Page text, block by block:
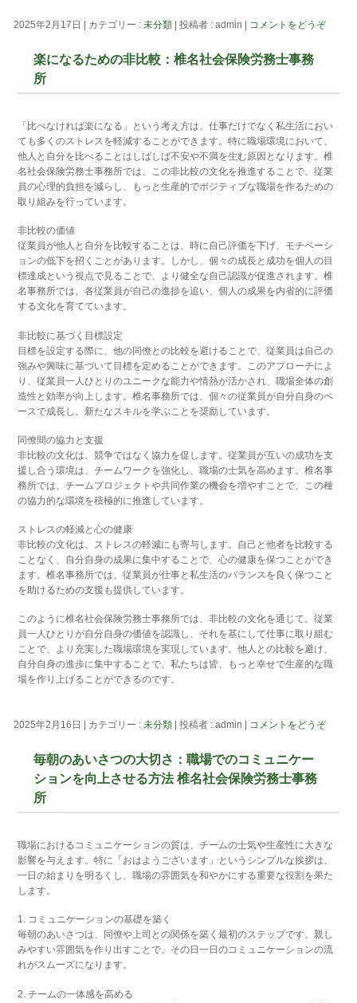
2025年2月17日 カテゴリー :未分類 |投稿者 : admin コメントをどうぞ
楽になるための非比較：椎名社会保険労務士事務
所
「比べなければ楽になる」という考え方は、仕事だけでなく私生活におい
ても多くのストレスを軽減することができます。特に職場環境において、
他人と自分を比べることはしばしば不安や不満を生む原因となります。椎
名社会保険労務士事務所では、この非比較の文化を推進することで、従業
員の心理的負担を減らし、もっと生産的でポジティブな職場を作るための
取り組みを行っています。
非比較の価値
従業員が他人と自分を比較することは、時に自己評価を下げ、モチベーシ
ョンの低下を招くことがあります。しかし、個々の成長と成功を個人の目
標達成という視点で見ることで、より健全な自己認識が促進されます。椎
名事務所では、各従業員が自己の進捗を追い、個人の成果を内省的に評価
する文化を育てています。
非比較に基づく目標設定
目標を設定する際に、他の同僚との比較を避けることで、従業員は自己の
強みや興味に基づいて目標を定めることができます。このアプローチによ
り、従業員一人ひとりのユニークな能力や情熱が活かされ、職場全体の創
造性と効率が向上します。椎名事務所では、個々の従業員が自分自身のペ
ースで成長し、新たなスキルを学ぶことを奨励しています。
同僚間の協力と支援
非比較の文化は、競争ではなく協力を促します。従業員が互いの成功を支
援し合う環境は、チームワークを強化し、職場の士気を高めます。椎名事
務所では、チームプロジェクトや共同作業の機会を増やすことで、この種
の協力的な環境を積極的に推進しています。
ストレスの軽減と心の健康
非比較の文化は、ストレスの軽減にも寄与します。自己と他者を比較する
ことなく、自分自身の成果に集中することで、心の健康を保つことができ
ます。椎名事務所では、従業員が仕事と私生活のバランスを良く保つこと
を助けるための支援も提供しています。
このように椎名社会保険労務士事務所では、非比較の文化を通じて、従業
員一人ひとりが自分自身の価値を認識し、それを基にして仕事に取り組む
ことで、より充実した職場環境を実現しています。他人との比較を避け、
自分自身の進歩に集中することで、私たちは皆、もっと幸せで生産的な職
場を作り上げることができるのです。
2025年2月16日 カテゴリー :未分類 |投稿者 : admin コメントをどうぞ
毎朝のあいさつの大切さ：職場でのコミュニケー
ションを向上させる方法 椎名社会保険労務士事務
所
職場におけるコミュニケーションの質は、チームの士気や生産性に大きな
影響を与えます。特に「おはようございます」というシンプルな挨拶は、
一日の始まりを明るくし、職場の雰囲気を和やかにする重要な役割を果た
します。
1. コミュニケーションの基礎を築く
毎朝のあいさつは、同僚や上司との関係を築く最初のステップです。親し
みやすい雰囲気を作り出すことで、その日一日のコミュニケーションの流
れがスムーズになります。
2. チームの一体感を高める